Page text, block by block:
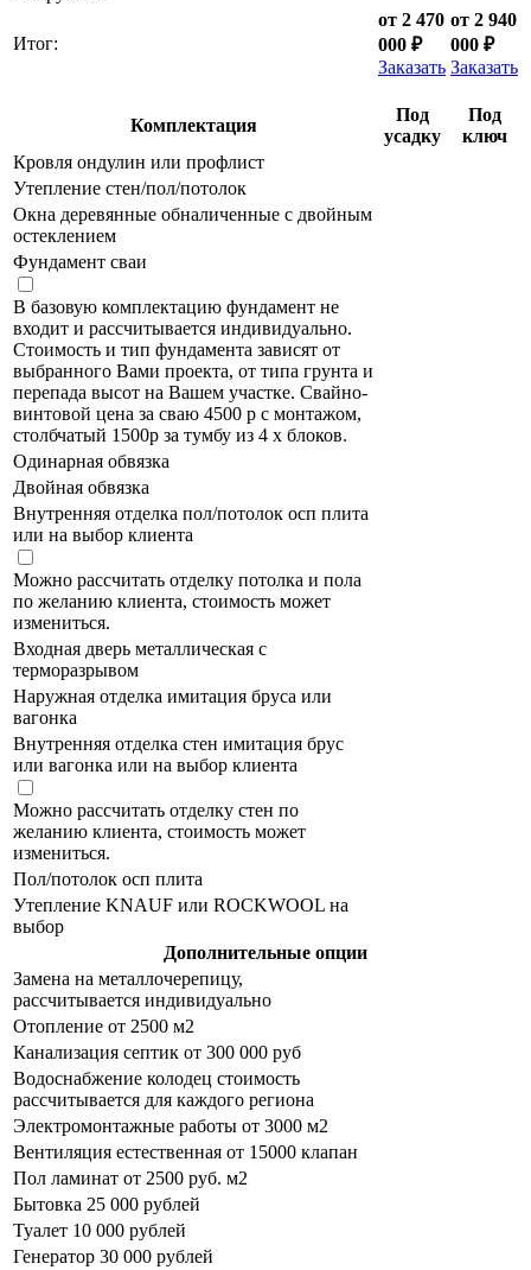
Итог:
от 2 470
000 ₽
Заказать
от 2 940
000 ₽
Заказать
Комплектация
Под
усадку
Под
ключ
Кровля ондулин или профлист
Утепление стен/пол/потолок
Окна деревянные обналиченные с двойным
остеклением
Фундамент сваи
В базовую комплектацию фундамент не
входит и рассчитывается индивидуально.
Стоимость и тип фундамента зависят от
выбранного Вами проекта, от типа грунта и
перепада высот на Вашем участке. Свайно-
винтовой цена за сваю 4500 р с монтажом,
столбчатый 1500р за тумбу из 4 х блоков.
Одинарная обвязка
Двойная обвязка
Внутренняя отделка пол/потолок осп плита
или на выбор клиента
Можно рассчитать отделку потолка и пола
по желанию клиента, стоимость может
измениться.
Входная дверь металлическая с
терморазрывом
Наружная отделка имитация бруса или
вагонка
Внутренняя отделка стен имитация брус
или вагонка или на выбор клиента
Можно рассчитать отделку стен по
желанию клиента, стоимость может
измениться.
Пол/потолок осп плита
Утепление KNAUF или ROCKWOOL на
выбор
Дополнительные опции
Замена на металлочерепицу,
рассчитывается индивидуально
Отопление от 2500 м2
Канализация септик от 300 000 руб
Водоснабжение колодец стоимость
рассчитывается для каждого региона
Электромонтажные работы от 3000 м2
Вентиляция естественная от 15000 клапан
Пол ламинат от 2500 руб. м2
Бытовка 25 000 рублей
Туалет 10 000 рублей
Генератор 30 000 рублей